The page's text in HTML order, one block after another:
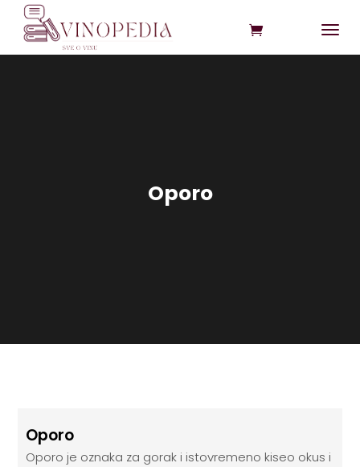
Oporo
Oporo
Oporo je oznaka za gorak i istovremeno kiseo okus i